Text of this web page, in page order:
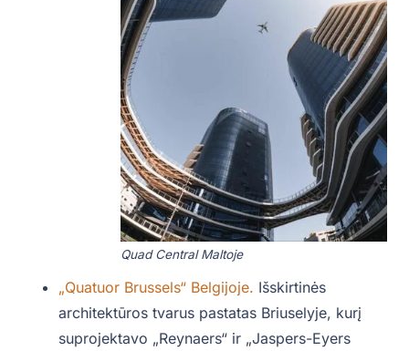
Quad Central Maltoje
„Quatuor Brussels“ Belgijoje. Išskirtinės
architektūros tvarus pastatas Briuselyje, kurį
suprojektavo „Reynaers“ ir „Jaspers-Eyers